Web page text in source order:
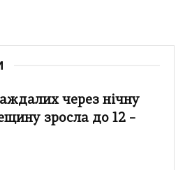
через нічну
зросла до 12 –